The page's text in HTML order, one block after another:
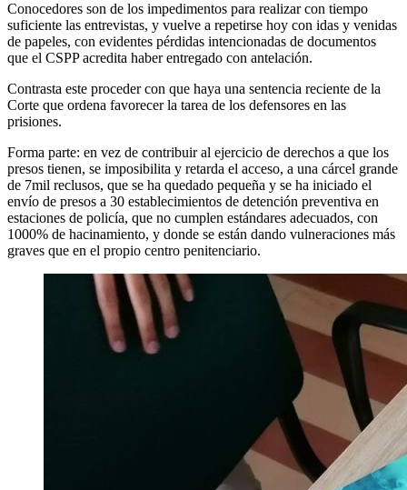
Conocedores son de los impedimentos para realizar con tiempo
suficiente las entrevistas, y vuelve a repetirse hoy con idas y venidas
de papeles, con evidentes pérdidas intencionadas de documentos
que el CSPP acredita haber entregado con antelación.
Contrasta este proceder con que haya una sentencia reciente de la
Corte que ordena favorecer la tarea de los defensores en las
prisiones.
Forma parte: en vez de contribuir al ejercicio de derechos a que los
presos tienen, se imposibilita y retarda el acceso, a una cárcel grande
de 7mil reclusos, que se ha quedado pequeña y se ha iniciado el
envío de presos a 30 establecimientos de detención preventiva en
estaciones de policía, que no cumplen estándares adecuados, con
1000% de hacinamiento, y donde se están dando vulneraciones más
graves que en el propio centro penitenciario.